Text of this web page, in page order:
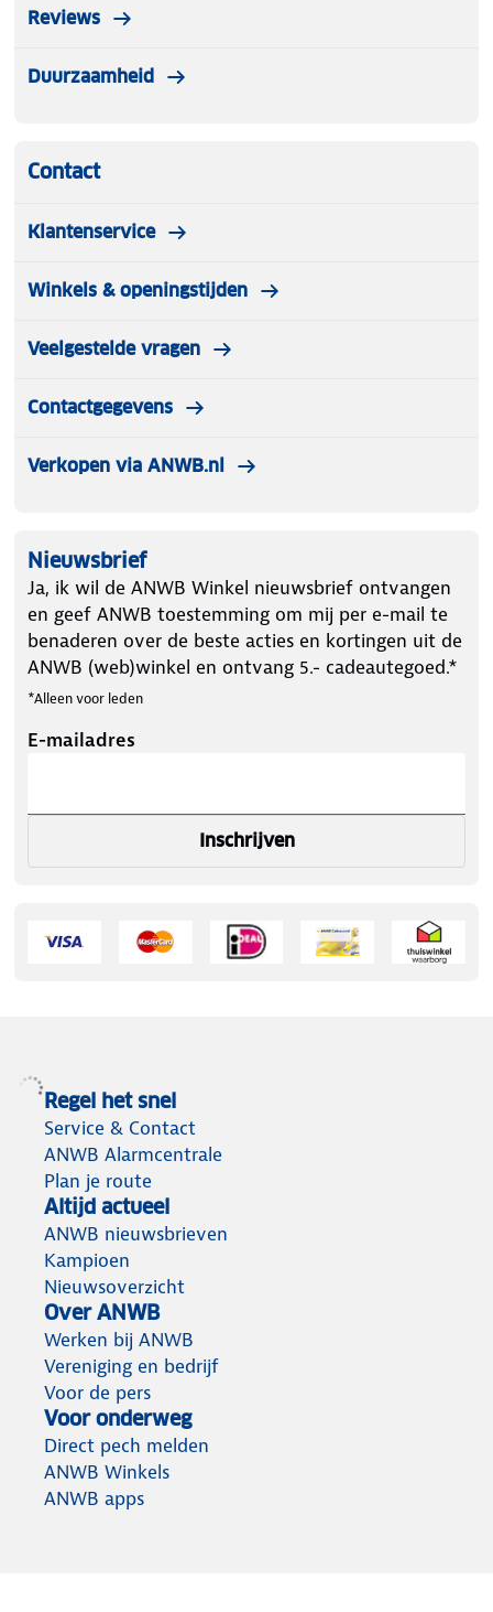
Reviews
Duurzaamheid
Contact
Klantenservice
Winkels & openingstijden
Veelgestelde vragen
Contactgegevens
Verkopen via ANWB.nl
Nieuwsbrief
Ja, ik wil de ANWB Winkel nieuwsbrief ontvangen
en geef ANWB toestemming om mij per e-mail te
benaderen over de beste acties en kortingen uit de
ANWB (web)winkel en ontvang 5.- cadeautegoed.*
*Alleen voor leden
E-mailadres
Inschrijven
Regel het snel
Service & Contact
ANWB Alarmcentrale
Plan je route
Altijd actueel
ANWB nieuwsbrieven
Kampioen
Nieuwsoverzicht
Over ANWB
Werken bij ANWB
Vereniging en bedrijf
Voor de pers
Voor onderweg
Direct pech melden
ANWB Winkels
ANWB apps